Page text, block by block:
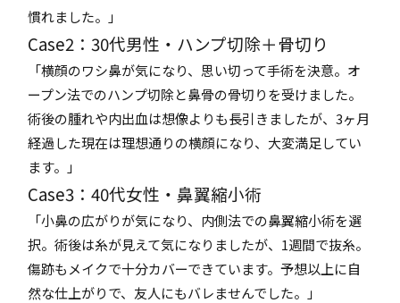
慣れました。」
Case2：30代男性・ハンプ切除＋骨切り
「横顔のワシ鼻が気になり、思い切って手術を決意。オ
ープン法でのハンプ切除と鼻骨の骨切りを受けました。
術後の腫れや内出血は想像よりも長引きましたが、3ヶ月
経過した現在は理想通りの横顔になり、大変満足してい
ます。」
Case3：40代女性・鼻翼縮小術
「小鼻の広がりが気になり、内側法での鼻翼縮小術を選
択。術後は糸が見えて気になりましたが、1週間で抜糸。
傷跡もメイクで十分カバーできています。予想以上に自
然な仕上がりで、友人にもバレませんでした。」